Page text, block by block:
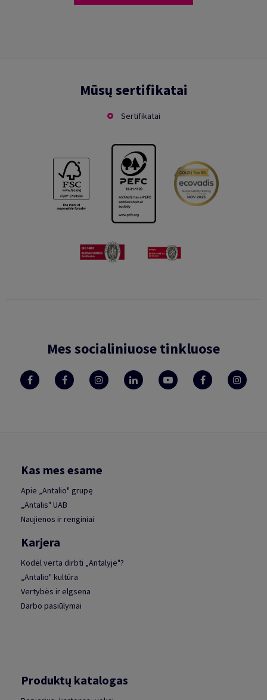
Mūsų sertifikatai
Sertifikatai
Mes socialiniuose tinkluose
Kas mes esame
Apie „Antalio" grupę
„Antalis" UAB
Naujienos ir renginiai
Karjera
Kodėl verta dirbti „Antalyje"?
„Antalio" kultūra
Vertybės ir elgsena
Darbo pasiūlymai
Produktų katalogas